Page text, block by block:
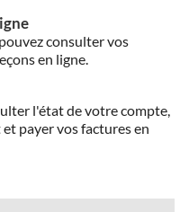
consulter vos
en ligne.
l'état de votre compte,
payer vos factures en